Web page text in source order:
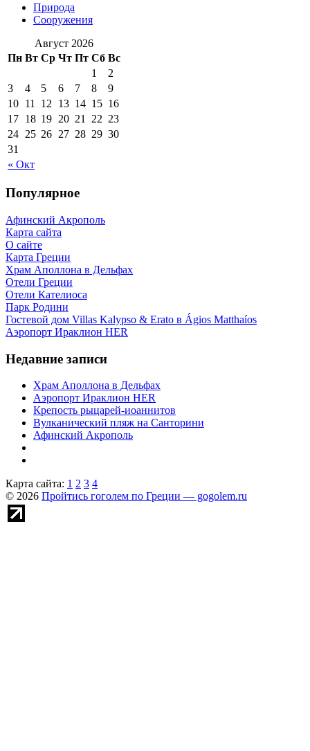
Природа
Сооружения
Август 2026
Пн Вт Ср Чт Пт Сб Вс
« Окт
1
2
3
4 5 6 7 8
9
10 11 12 13 14 15 16
17 18 19 20 21 22 23
24 25 26 27 28 29 30
31
Популярное
Афинский Акрополь
Карта сайта
О сайте
Карта Греции
Храм Аполлона в Дельфах
Отели Греции
Отели Кателиоса
Парк Родини
Гостевой дом Villas Kalypso & Erato в Ágios Matthaíos
Аэропорт Ираклион HER
Недавние записи
Храм Аполлона в Дельфах
Аэропорт Ираклион HER
Крепость рыцарей-иоаннитов
Вулканический пляж на Санторини
Афинский Акрополь
Карта сайта: 1 2 3 4
© 2026 Пройтись гоголем по Греции — gogolem.ru